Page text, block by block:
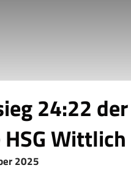
24:22 der
Wittlich
2025